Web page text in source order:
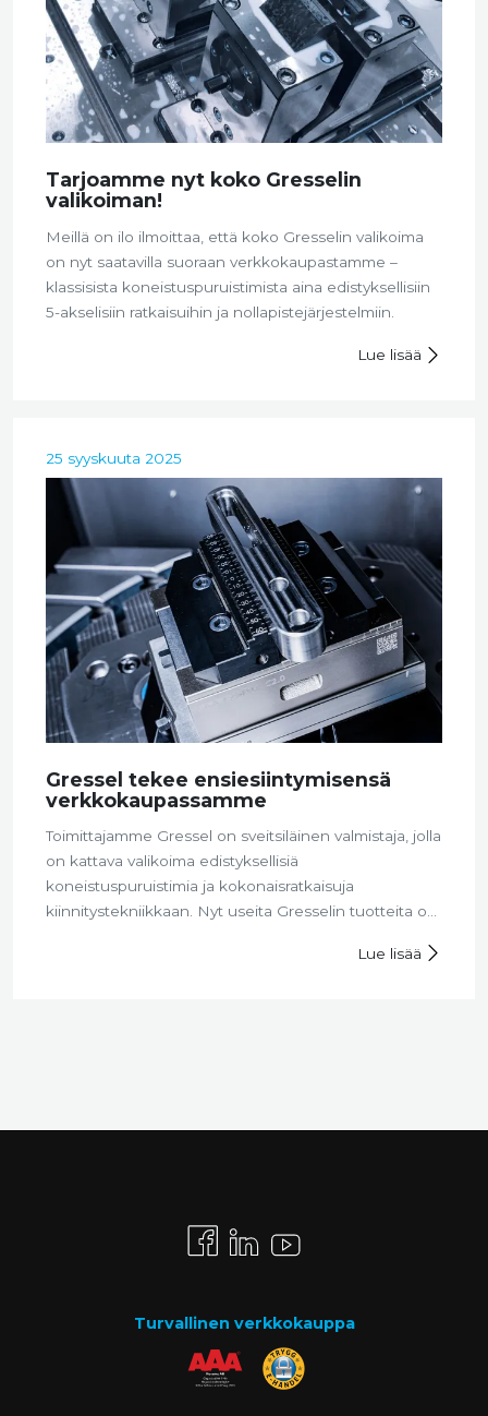
Tarjoamme nyt koko Gresselin
valikoiman!
Meillä on ilo ilmoittaa, että koko Gresselin valikoima
on nyt saatavilla suoraan verkkokaupastamme –
klassisista koneistuspuruistimista aina edistyksellisiin
5-akselisiin ratkaisuihin ja nollapistejärjestelmiin.
Lue lisää
25 syyskuuta 2025
Gressel tekee ensiesiintymisensä
verkkokaupassamme
Toimittajamme Gressel on sveitsiläinen valmistaja, jolla
on kattava valikoima edistyksellisiä
koneistuspuruistimia ja kokonaisratkaisuja
kiinnitystekniikkaan. Nyt useita Gresselin tuotteita on
Lue lisää
Turvallinen verkkokauppa